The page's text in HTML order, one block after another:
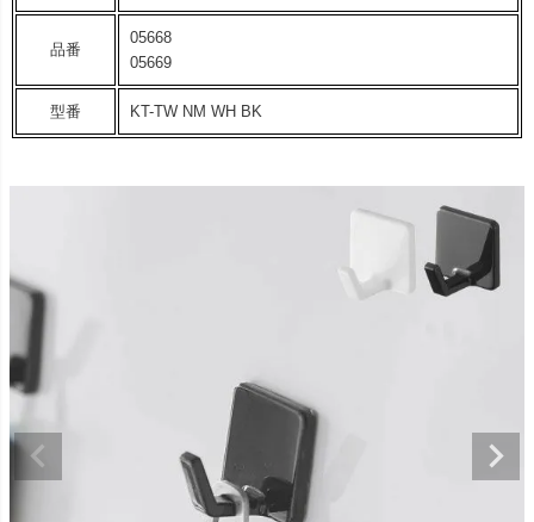
品番
05668
05669
型番 KT-TW NM WH BK